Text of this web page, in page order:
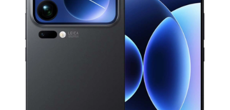
Контакты